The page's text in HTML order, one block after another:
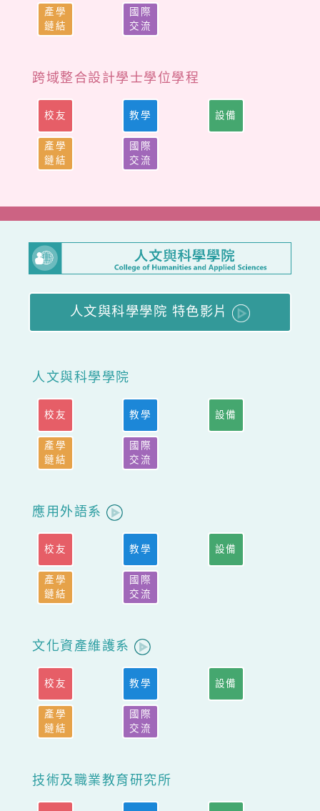
產學
鏈結
國際
交流
跨域整合設計學士學位學程
校友 教學 設備
產學
鏈結
國際
交流
人文與科學學院 特色影片
人文與科學學院
校友 教學 設備
產學
鏈結
國際
交流
應用外語系
校友 教學 設備
產學
鏈結
國際
交流
文化資產維護系
校友 教學 設備
產學
鏈結
國際
交流
技術及職業教育研究所